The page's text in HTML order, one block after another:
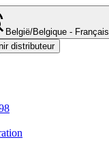
België/Belgique - Français
distributeur